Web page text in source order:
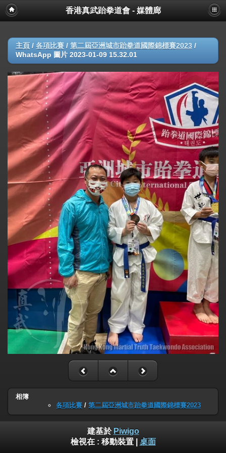
香港真武跆拳道會 - 媒體廊
主頁 / 各項比賽 / 第二屆亞洲城市跆拳道國際錦標賽2023 /
WhatsApp 圖片 2023-01-09 15.32.01
相簿
各項比賽 / 第二屆亞洲城市跆拳道國際錦標賽2023
建基於 Piwigo
檢視在 : 移動裝置| 桌面